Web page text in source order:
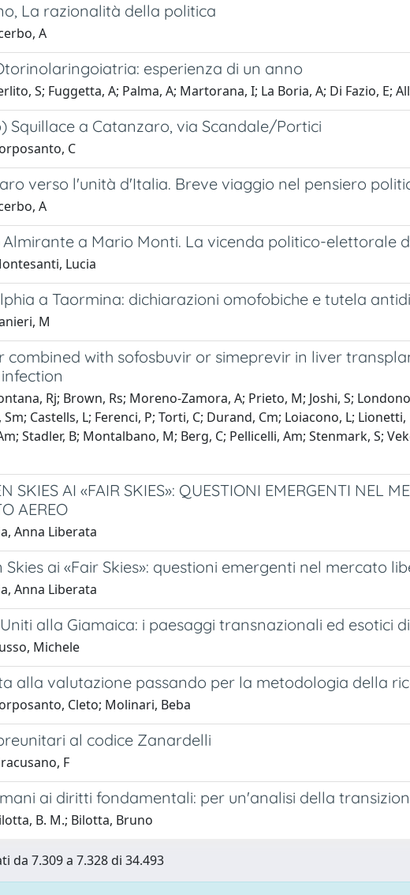
La razionalità della politica
A
esperienza di un anno
S; Fuggetta, A; Palma, A; Martorana, I; La Boria, A; Di Fazio, E;
Squillace a Catanzaro, via Scandale/Portici
C
verso l'unità d'Italia. Breve viaggio nel pensiero
A
Almirante a Mario Monti. La vicenda politico-elettorale
Lucia
a Taormina: dichiarazioni omofobiche e tutela
M
combined with sofosbuvir or simeprevir in liver
Rj; Brown, Rs; Moreno-Zamora, A; Prieto, M; Joshi, S;
Sm; Castells, L; Ferenci, P; Torti, C; Durand, Cm; Loiacono, L;
Stadler, B; Montalbano, M; Berg, C; Pellicelli, Am; Stenmark, S;
SKIES AI «FAIR SKIES»: QUESTIONI EMERGENTI NEL
AEREO
Anna Liberata
Skies ai «Fair Skies»: questioni emergenti nel mercato
Anna Liberata
alla Giamaica: i paesaggi transnazionali ed esotici
Michele
alla valutazione passando per la metodologia della
Cleto; Molinari, Beba
al codice Zanardelli
F
ai diritti fondamentali: per un'analisi della
B. M.; Bilotta, Bruno
da 7.309 a 7.328 di 34.493